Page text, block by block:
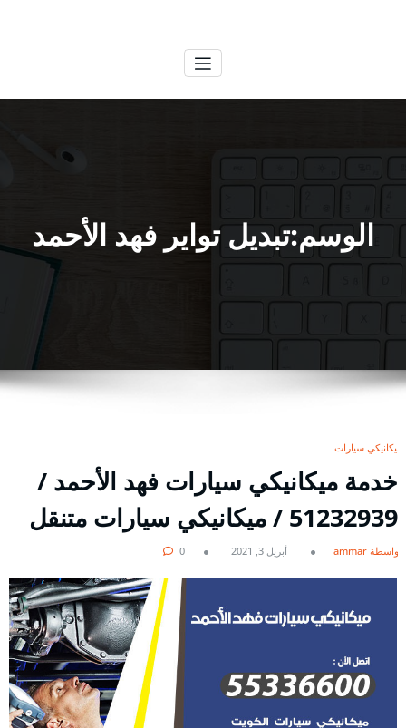
الوسم:تبديل تواير فهد الأحمد
ميكانيكي سيارات
خدمة ميكانيكي سيارات فهد الأحمد /
51232939‬ / ميكانيكي سيارات متنقل
بواسطة ammar أبريل 3, 2021 0